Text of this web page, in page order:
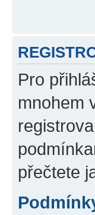
Pro
mnohem
přečtete